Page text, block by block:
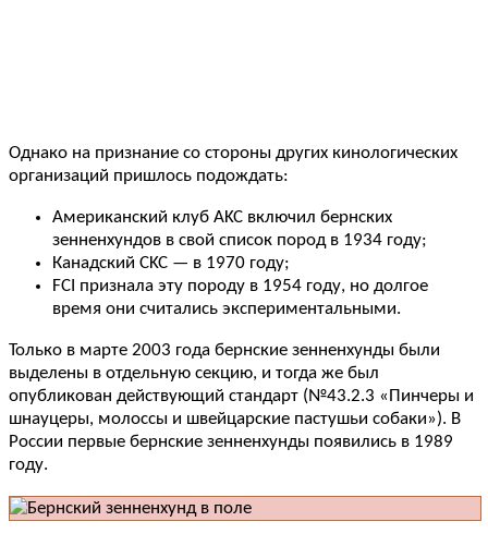
Однако на признание со стороны других кинологических
организаций пришлось подождать:
Американский клуб AKC включил бернских
зенненхундов в свой список пород в 1934 году;
Канадский CKC — в 1970 году;
FCI признала эту породу в 1954 году, но долгое
время они считались экспериментальными.
Только в марте 2003 года бернские зенненхунды были
выделены в отдельную секцию, и тогда же был
опубликован действующий стандарт (№43.2.3 «Пинчеры и
шнауцеры, молоссы и швейцарские пастушьи собаки»). В
России первые бернские зенненхунды появились в 1989
году.